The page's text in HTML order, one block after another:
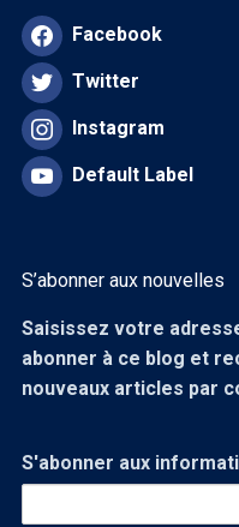
Facebook
Twitter
Instagram
Default Label
S’abonner aux nouvelles
Saisissez votre
abonner à ce blog et
nouveaux articles par
S'abonner aux